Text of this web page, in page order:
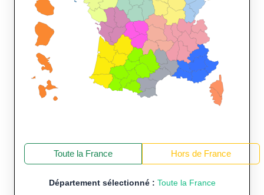
Toute la France Hors de France
Département sélectionné : Toute la France